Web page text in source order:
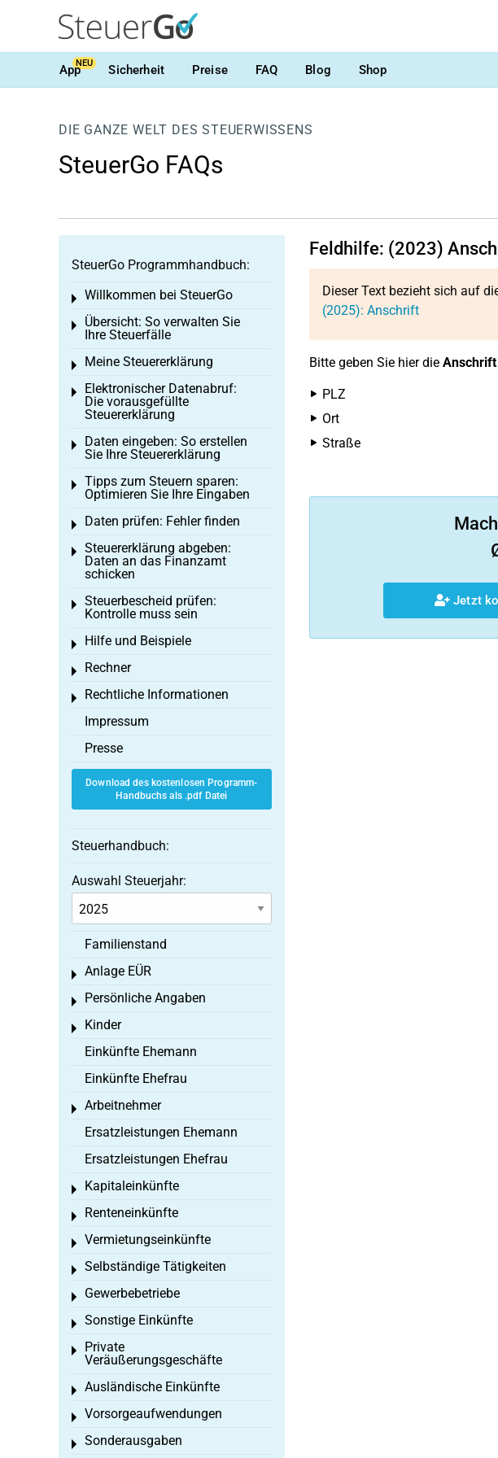
AppNEU Sicherheit Preise FAQ Blog Shop
DIE GANZE WELT DES STEUERWISSENS
SteuerGo FAQs
Feldhilfe: (2023)
Dieser Text bezieht sich auf
(2025): Anschrift
Bitte geben Sie hier die Anschrift
PLZ
Ort
Straße
Jetzt
SteuerGo Programmhandbuch:
Willkommen bei SteuerGo
Toggle menu
Übersicht: So verwalten Sie
Ihre Steuerfälle
Toggle menu
Meine Steuererklärung
Toggle menu
Elektronischer Datenabruf:
Die vorausgefüllte
Steuererklärung
Toggle menu
Daten eingeben: So erstellen
Sie Ihre Steuererklärung
Toggle menu
Tipps zum Steuern sparen:
Optimieren Sie Ihre Eingaben
Toggle menu
Daten prüfen: Fehler finden
Toggle menu
Steuererklärung abgeben:
Daten an das Finanzamt
schicken
Toggle menu
Steuerbescheid prüfen:
Kontrolle muss sein
Toggle menu
Hilfe und Beispiele
Toggle menu
Rechner
Toggle menu
Rechtliche Informationen
Toggle menu
Impressum
Presse
Download des kostenlosen Programm-
Handbuchs als .pdf Datei
Steuerhandbuch:
Auswahl Steuerjahr:
Familienstand
Anlage EÜR
Toggle menu
Persönliche Angaben
Toggle menu
Kinder
Toggle menu
Einkünfte Ehemann
Einkünfte Ehefrau
Arbeitnehmer
Toggle menu
Ersatzleistungen Ehemann
Ersatzleistungen Ehefrau
Kapitaleinkünfte
Toggle menu
Renteneinkünfte
Toggle menu
Vermietungseinkünfte
Toggle menu
Selbständige Tätigkeiten
Toggle menu
Gewerbebetriebe
Toggle menu
Sonstige Einkünfte
Toggle menu
Private
Veräußerungsgeschäfte
Toggle menu
Ausländische Einkünfte
Toggle menu
Vorsorgeaufwendungen
Toggle menu
Sonderausgaben
Toggle menu